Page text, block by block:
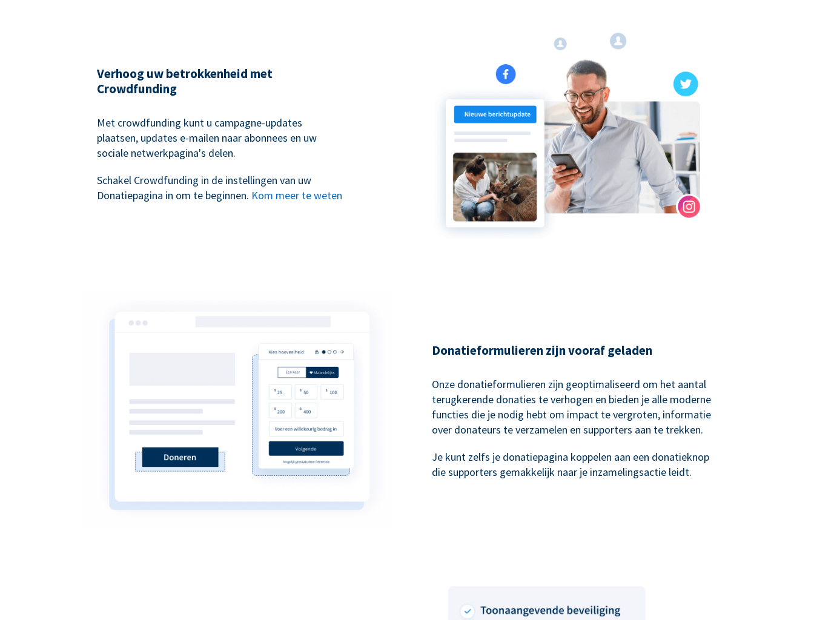
Verhoog uw betrokkenheid met
Crowdfunding
Met crowdfunding kunt u campagne-updates
plaatsen, updates e-mailen naar abonnees en uw
sociale netwerkpagina's delen.
Schakel Crowdfunding in de instellingen van uw
Donatiepagina in om te beginnen. Kom meer te weten
Donatieformulieren zijn vooraf geladen
Onze donatieformulieren zijn geoptimaliseerd om het aantal
terugkerende donaties te verhogen en bieden je alle moderne
functies die je nodig hebt om impact te vergroten, informatie
over donateurs te verzamelen en supporters aan te trekken.
Je kunt zelfs je donatiepagina koppelen aan een donatieknop
die supporters gemakkelijk naar je inzamelingsactie leidt.